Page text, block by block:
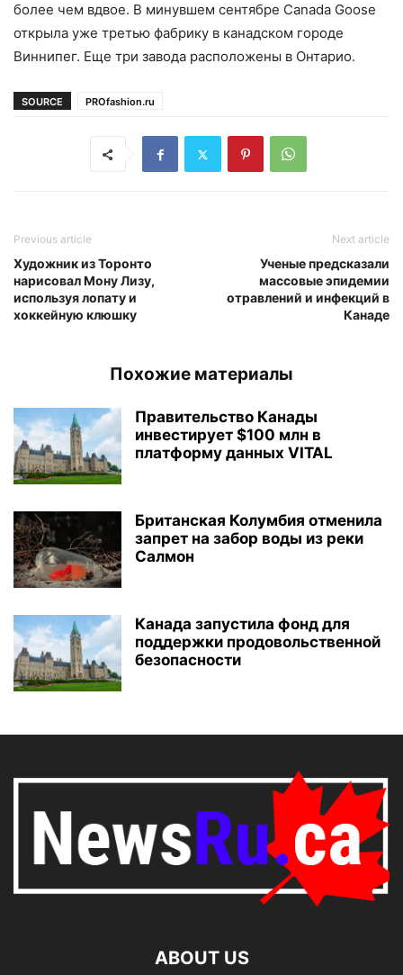
более чем вдвое. В минувшем сентябре Canada Goose
открыла уже третью фабрику в канадском городе
Виннипег. Еще три завода расположены в Онтарио.
SOURCE PROfashion.ru
Previous article
Художник из Торонто
нарисовал Мону Лизу,
используя лопату и
хоккейную клюшку
Next article
Ученые предсказали
массовые эпидемии
отравлений и инфекций в
Канаде
Похожие материалы
Правительство Канады
инвестирует $100 млн в
платформу данных VITAL
Британская Колумбия отменила
запрет на забор воды из реки
Салмон
Канада запустила фонд для
поддержки продовольственной
безопасности
ABOUT US